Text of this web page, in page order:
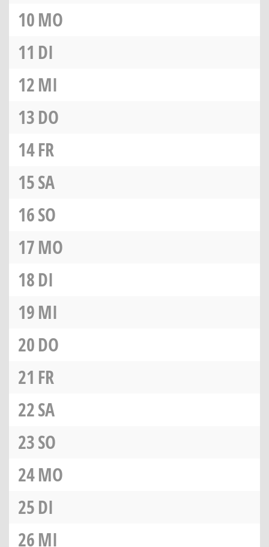
10MO
11 DI
12MI
13DO
14FR
15SA
16SO
17MO
18DI
19MI
20DO
21 FR
22SA
23SO
24MO
25DI
26MI